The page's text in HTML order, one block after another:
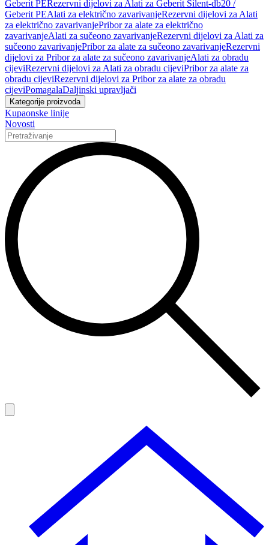
Geberit PERezervni dijelovi za Alati za Geberit Silent-db20 /
Geberit PEAlati za električno zavarivanjeRezervni dijelovi za Alati
za električno zavarivanjePribor za alate za električno
zavarivanjeAlati za sučeono zavarivanjeRezervni dijelovi za Alati za
sučeono zavarivanjePribor za alate za sučeono zavarivanjeRezervni
dijelovi za Pribor za alate za sučeono zavarivanjeAlati za obradu
cijeviRezervni dijelovi za Alati za obradu cijeviPribor za alate za
obradu cijeviRezervni dijelovi za Pribor za alate za obradu
cijeviPomagalaDaljinski upravljači
Kategorije proizvoda
Kupaonske linije
Novosti